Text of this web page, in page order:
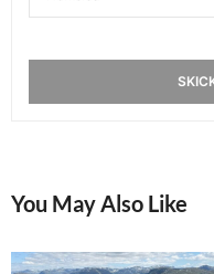
You May Also Like